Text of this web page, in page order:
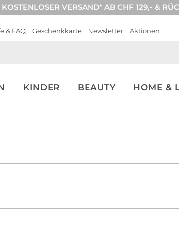
KOSTENLOSER VERSAND* AB CHF 129,- &
& FAQ Geschenkkarte Newsletter Aktionen
KINDER BEAUTY HOME &